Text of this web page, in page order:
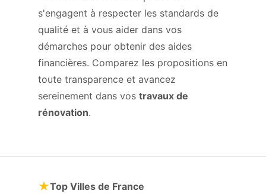
s'engagent à respecter les standards de
qualité et à vous aider dans vos
démarches pour obtenir des aides
financières. Comparez les propositions en
toute transparence et avancez
sereinement dans vos travaux de
rénovation.
★Top Villes de France